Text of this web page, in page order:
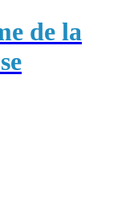
de la